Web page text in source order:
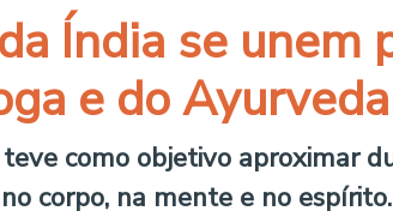
Índia se unem
e do Ayurveda
como objetivo aproximar
corpo, na mente e no